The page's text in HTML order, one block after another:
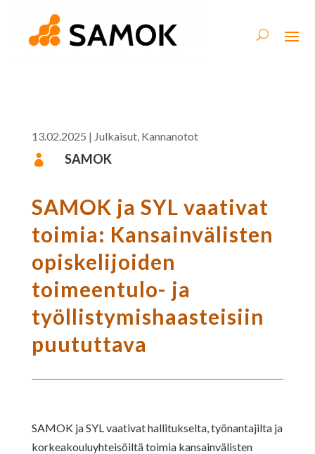
13.02.2025 | Julkaisut, Kannanotot
 SAMOK
SAMOK ja SYL vaativat
toimia: Kansainvälisten
opiskelijoiden
toimeentulo- ja
työllistymishaasteisiin
puututtava
SAMOK ja SYL vaativat hallitukselta, työnantajilta ja
korkeakouluyhteisöiltä toimia kansainvälisten